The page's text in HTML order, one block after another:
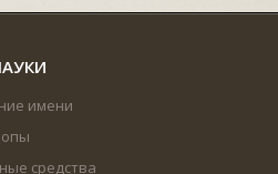
имени
средства